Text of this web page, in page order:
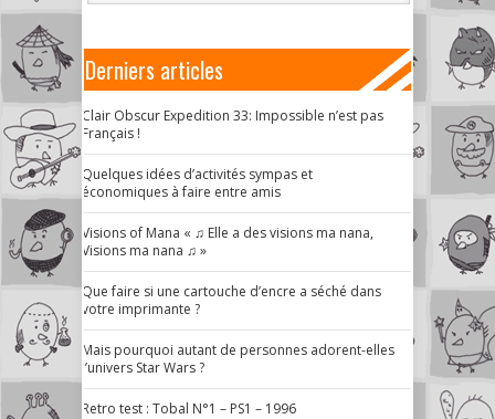
Derniers articles
Clair Obscur Expedition 33: Impossible n’est pas
Français !
Quelques idées d’activités sympas et
économiques à faire entre amis
Visions of Mana « ♫ Elle a des visions ma nana,
Visions ma nana ♫ »
Que faire si une cartouche d’encre a séché dans
votre imprimante ?
Mais pourquoi autant de personnes adorent-elles
l’univers Star Wars ?
Retro test : Tobal N°1 – PS1 – 1996